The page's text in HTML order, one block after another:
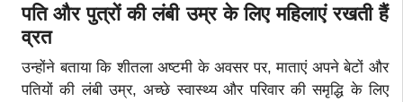
पति और पुत्रों की लंबी उम्र के लिए महिलाएं रखती हैं
व्रत
उन्होंने बताया कि शीतला अष्टमी के अवसर पर, माताएं अपने बेटों और
पतियों की लंबी उम्र, अच्छे स्वास्थ्य और परिवार की समृद्धि के लिए